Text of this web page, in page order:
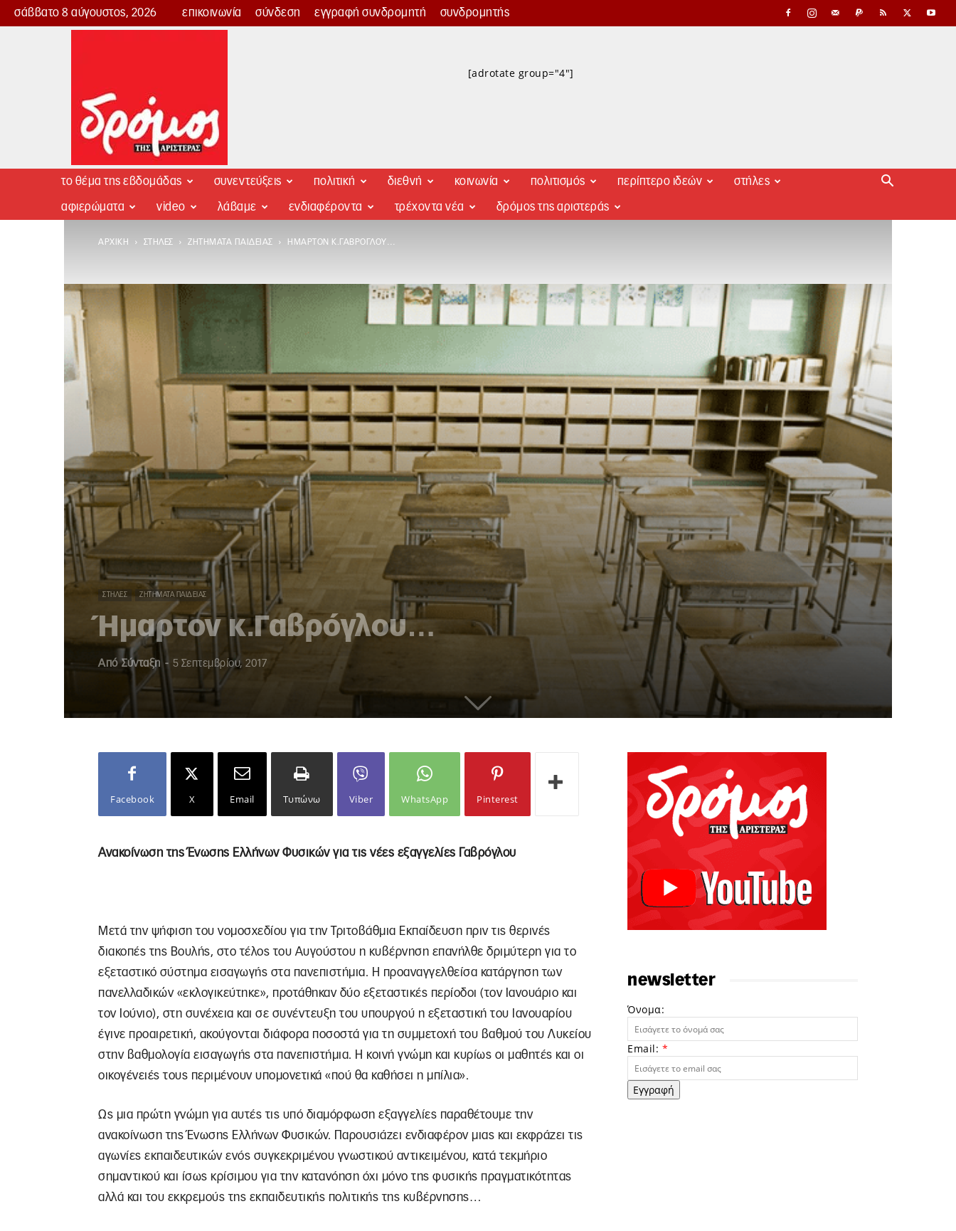
σάββατο 8 αύγουστος, 2026 επικοινωνία σύνδεση εγγραφή συνδρομητή συνδρομητής
Δρόμος
[adrotate group="4"]
το θέμα της εβδομάδας συνεντεύξεις πολιτική διεθνή κοινωνία πολιτισμός περίπτερο ιδεών στήλες
αφιερώματα video λάβαμε ενδιαφέροντα τρέχοντα νέα δρόμος της αριστεράς
ΑΡΧΙΚΉ ΣΤΉΛΕΣ ΖΗΤΉΜΑΤΑ ΠΑΙΔΕΊΑΣ ΉΜΑΡΤΟΝ Κ.ΓΑΒΡΌΓΛΟΥ…
ΣΤΉΛΕΣ ΖΗΤΉΜΑΤΑ ΠΑΙΔΕΊΑΣ
Ήμαρτον κ.Γαβρόγλου…
Από Σύνταξη - 5 Σεπτεμβρίου, 2017
Facebook X Email Τυπώνω Viber WhatsApp Pinterest
Ανακοίνωση της Ένωσης Ελλήνων Φυσικών για τις νέες εξαγγελίες Γαβρόγλου
Μετά την ψήφιση του νομοσχεδίου για την Τριτοβάθμια Εκπαίδευση πριν τις θερινές
διακοπές της Βουλής, στο τέλος του Αυγούστου η κυβέρνηση επανήλθε δριμύτερη για το
εξεταστικό σύστημα εισαγωγής στα πανεπιστήμια. Η προαναγγελθείσα κατάργηση των
πανελλαδικών «εκλογικεύτηκε», προτάθηκαν δύο εξεταστικές περίοδοι (τον Ιανουάριο και
τον Ιούνιο), στη συνέχεια και σε συνέντευξη του υπουργού η εξεταστική του Ιανουαρίου
έγινε προαιρετική, ακούγονται διάφορα ποσοστά για τη συμμετοχή του βαθμού του Λυκείου
στην βαθμολογία εισαγωγής στα πανεπιστήμια. Η κοινή γνώμη και κυρίως οι μαθητές και οι
οικογένειές τους περιμένουν υπομονετικά «πού θα καθήσει η μπίλια».
Ως μια πρώτη γνώμη για αυτές τις υπό διαμόρφωση εξαγγελίες παραθέτουμε την
ανακοίνωση της Ένωσης Ελλήνων Φυσικών. Παρουσιάζει ενδιαφέρον μιας και εκφράζει τις
αγωνίες εκπαιδευτικών ενός συγκεκριμένου γνωστικού αντικειμένου, κατά τεκμήριο
σημαντικού και ίσως κρίσιμου για την κατανόηση όχι μόνο της φυσικής πραγματικότητας
αλλά και του εκκρεμούς της εκπαιδευτικής πολιτικής της κυβέρνησης…
newsletter
Όνομα:
Email: *
Εγγραφή